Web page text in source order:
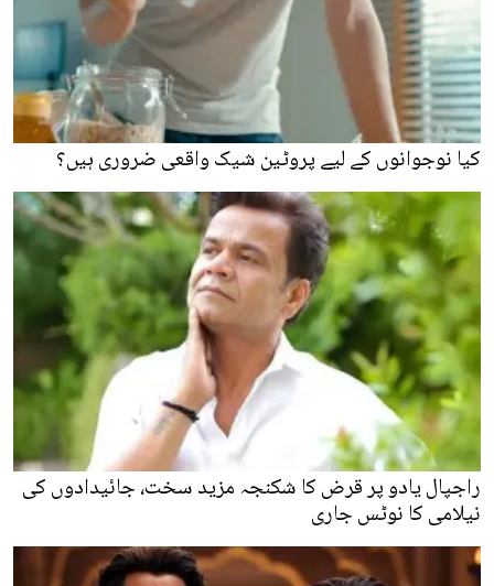
کیا نوجوانوں کے لیے پروٹین شیک واقعی ضروری ہیں؟
راجپال یادو پر قرض کا شکنجہ مزید سخت، جائیدادوں کی
نیلامی کا نوٹس جاری